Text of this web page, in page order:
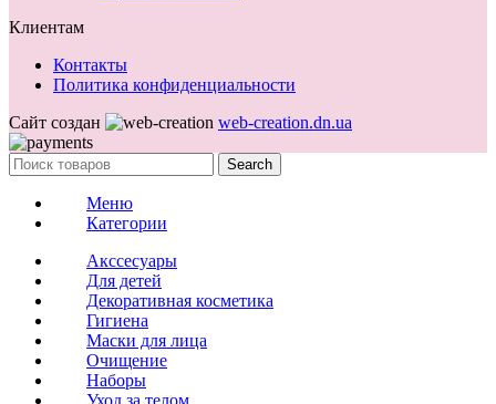
Клиентам
Контакты
Политика конфиденциальности
Сайт создан
web-creation.dn.ua
Search
Меню
Категории
Акссесуары
Для детей
Декоративная косметика
Гигиена
Маски для лица
Очищение
Наборы
Уход за телом